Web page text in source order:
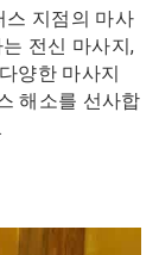
스 지점의 마사
전신 마사지,
양한 마사지
해소를 선사합